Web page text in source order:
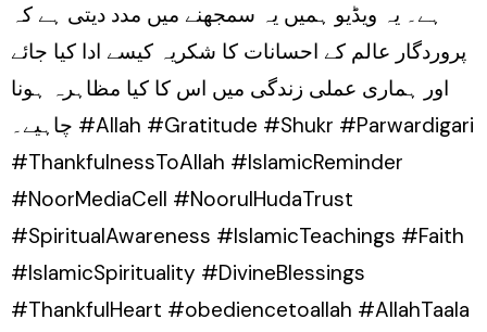
ہے۔ یہ ویڈیو ہمیں یہ سمجھنے میں مدد دیتی ہے کہ
پروردگار عالم کے احسانات کا شکریہ کیسے ادا کیا جائے
اور ہماری عملی زندگی میں اس کا کیا مظاہرہ ہونا
چاہیے۔ #Allah #Gratitude #Shukr #Parwardigari
#ThankfulnessToAllah #IslamicReminder
#NoorMediaCell #NoorulHudaTrust
#SpiritualAwareness #IslamicTeachings #Faith
#IslamicSpirituality #DivineBlessings
#ThankfulHeart #obediencetoallah #AllahTaala